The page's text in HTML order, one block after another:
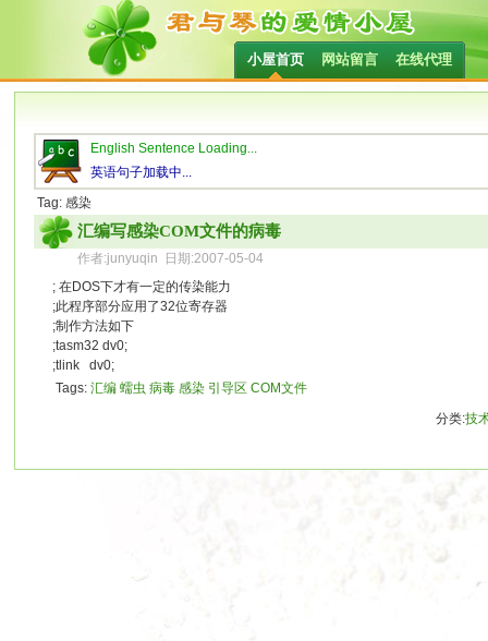
小屋首页 网站留言 在线代理
English Sentence Loading...
英语句子加载中...
Tag: 感染
汇编写感染COM文件的病毒
作者:junyuqin 日期:2007-05-04
; 在DOS下才有一定的传染能力
;此程序部分应用了32位寄存器
;制作方法如下
;tasm32 dv0;
;tlink dv0;
Tags: 汇编 蠕虫 病毒 感染 引导区 COM文件
分类:技